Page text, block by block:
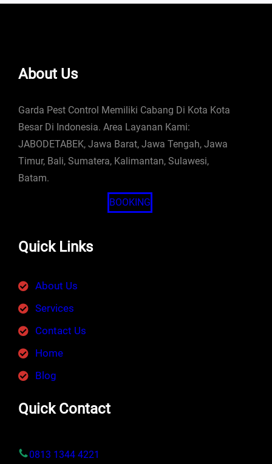
About Us
Garda Pest Control Memiliki Cabang Di Kota Kota
Besar Di Indonesia. Area Layanan Kami:
JABODETABEK, Jawa Barat, Jawa Tengah, Jawa
Timur, Bali, Sumatera, Kalimantan, Sulawesi,
Batam.
BOOKING
Quick Links
About Us
Services
Contact Us
Home
Blog
Quick Contact
0813 1344 4221